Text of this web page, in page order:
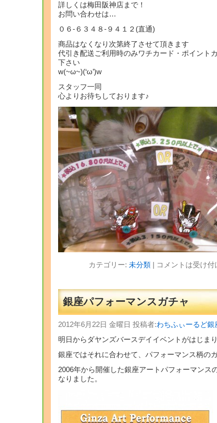
詳しくは梅田阪神店まで！
お問い合わせは…
０６-６３４８-９４１２(直通)
商品はなくなり次第終了させて頂きます
代引き配送ご利用時のみワチカード・ポイント
下さい
w(~ω~)(‘ω’)w
スタッフ一同
心よりお待ちしております♪
カテゴリー: 未分類| コメントは受け
銀座パフォーマンスガチャ
2012年6月22日 金曜日 投稿者:わちふぃーるど銀
明日からダヤンズバースデイイベントがはじま
銀座ではそれに合わせて、パフォーマンス柄の
2006年から開催した銀座アートパフォーマンス
なりました。